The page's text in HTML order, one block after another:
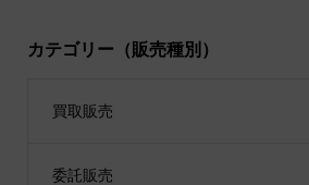
カテゴリー（販売種別）
買取販売
委託販売